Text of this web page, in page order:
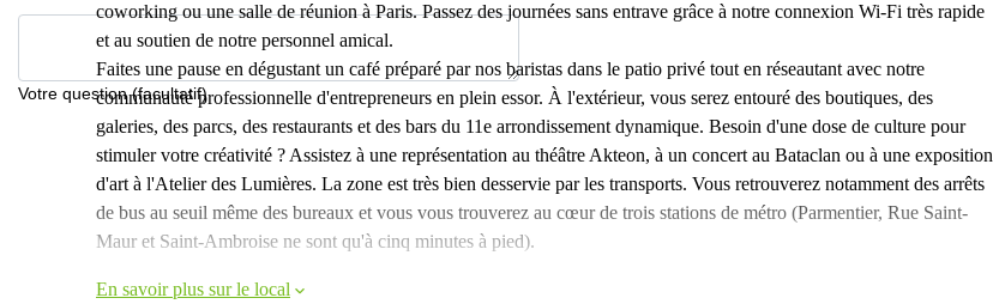
Votre question (facultatif)
coworking ou une salle de réunion à Paris. Passez des journées sans entrave grâce à notre connexion Wi-Fi très rapide
et au soutien de notre personnel amical.
Faites une pause en dégustant un café préparé par nos baristas dans le patio privé tout en réseautant avec notre
communauté professionnelle d'entrepreneurs en plein essor. À l'extérieur, vous serez entouré des boutiques, des
galeries, des parcs, des restaurants et des bars du 11e arrondissement dynamique. Besoin d'une dose de culture pour
stimuler votre créativité ? Assistez à une représentation au théâtre Akteon, à un concert au Bataclan ou à une exposition
d'art à l'Atelier des Lumières. La zone est très bien desservie par les transports. Vous retrouverez notamment des arrêts
de bus au seuil même des bureaux et vous vous trouverez au cœur de trois stations de métro (Parmentier, Rue Saint-
Maur et Saint-Ambroise ne sont qu'à cinq minutes à pied).
En savoir plus sur le local